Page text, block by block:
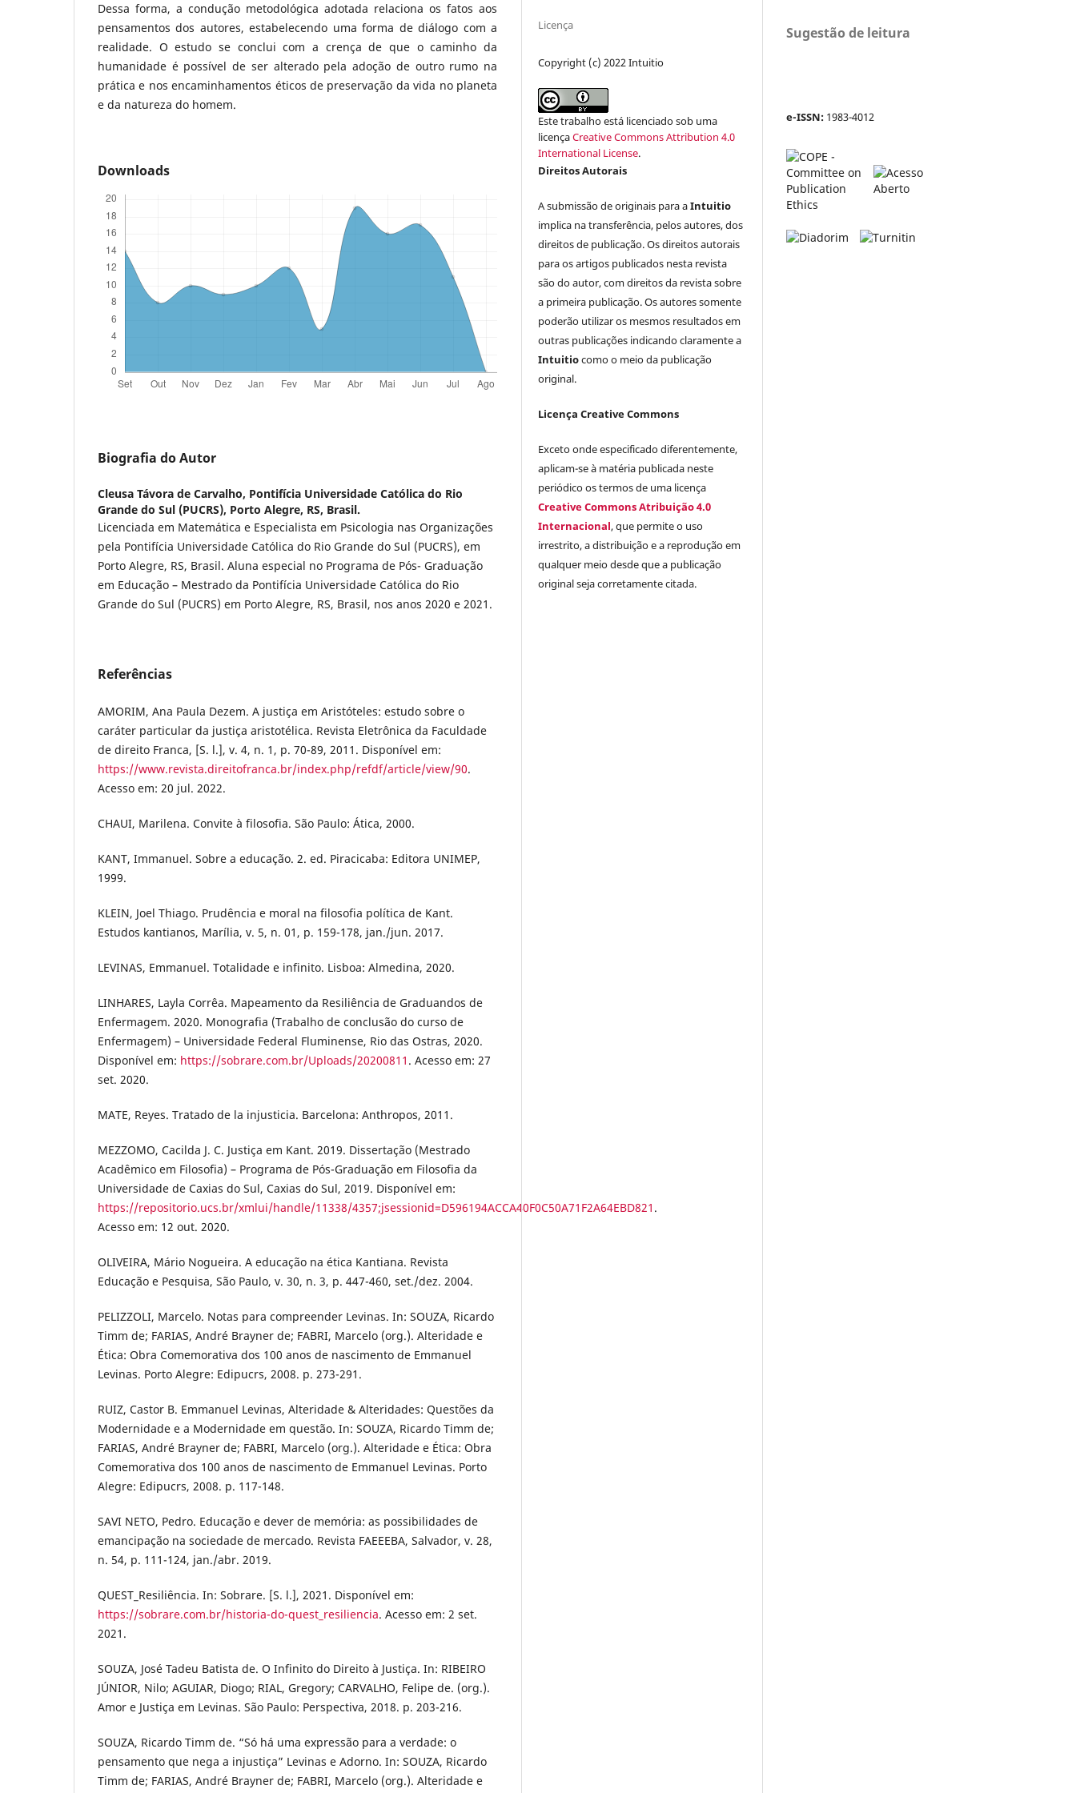
Dessa forma, a condução metodológica adotada relaciona os fatos aos
pensamentos dos autores, estabelecendo uma forma de diálogo com a
realidade. O estudo se conclui com a crença de que o caminho da
humanidade é possível de ser alterado pela adoção de outro rumo na
prática e nos encaminhamentos éticos de preservação da vida no planeta
e da natureza do homem.
Downloads
Biografia do Autor
Cleusa Távora de Carvalho, Pontifícia Universidade Católica do Rio
Grande do Sul (PUCRS), Porto Alegre, RS, Brasil.
Licenciada em Matemática e Especialista em Psicologia nas Organizações
pela Pontifícia Universidade Católica do Rio Grande do Sul (PUCRS), em
Porto Alegre, RS, Brasil. Aluna especial no Programa de Pós- Graduação
em Educação – Mestrado da Pontifícia Universidade Católica do Rio
Grande do Sul (PUCRS) em Porto Alegre, RS, Brasil, nos anos 2020 e 2021.
Referências
AMORIM, Ana Paula Dezem. A justiça em Aristóteles: estudo sobre o
caráter particular da justiça aristotélica. Revista Eletrônica da Faculdade
de direito Franca, [S. l.], v. 4, n. 1, p. 70-89, 2011. Disponível em:
https://www.revista.direitofranca.br/index.php/refdf/article/view/90.
Acesso em: 20 jul. 2022.
CHAUI, Marilena. Convite à filosofia. São Paulo: Ática, 2000.
KANT, Immanuel. Sobre a educação. 2. ed. Piracicaba: Editora UNIMEP,
1999.
KLEIN, Joel Thiago. Prudência e moral na filosofia política de Kant.
Estudos kantianos, Marília, v. 5, n. 01, p. 159-178, jan./jun. 2017.
LEVINAS, Emmanuel. Totalidade e infinito. Lisboa: Almedina, 2020.
LINHARES, Layla Corrêa. Mapeamento da Resiliência de Graduandos de
Enfermagem. 2020. Monografia (Trabalho de conclusão do curso de
Enfermagem) – Universidade Federal Fluminense, Rio das Ostras, 2020.
Disponível em: https://sobrare.com.br/Uploads/20200811 . Acesso em: 27
set. 2020.
MATE, Reyes. Tratado de la injusticia. Barcelona: Anthropos, 2011.
MEZZOMO, Cacilda J. C. Justiça em Kant. 2019. Dissertação (Mestrado
Acadêmico em Filosofia) – Programa de Pós-Graduação em Filosofia da
Universidade de Caxias do Sul, Caxias do Sul, 2019. Disponível em:
https://repositorio.ucs.br/xmlui/handle/11338/4357;jsessionid=D596194ACCA40F0C50A71F2A64EBD821 .
Acesso em: 12 out. 2020.
OLIVEIRA, Mário Nogueira. A educação na ética Kantiana. Revista
Educação e Pesquisa, São Paulo, v. 30, n. 3, p. 447-460, set./dez. 2004.
PELIZZOLI, Marcelo. Notas para compreender Levinas. In: SOUZA, Ricardo
Timm de; FARIAS, André Brayner de; FABRI, Marcelo (org.). Alteridade e
Ética: Obra Comemorativa dos 100 anos de nascimento de Emmanuel
Levinas. Porto Alegre: Edipucrs, 2008. p. 273-291.
RUIZ, Castor B. Emmanuel Levinas, Alteridade & Alteridades: Questões da
Modernidade e a Modernidade em questão. In: SOUZA, Ricardo Timm de;
FARIAS, André Brayner de; FABRI, Marcelo (org.). Alteridade e Ética: Obra
Comemorativa dos 100 anos de nascimento de Emmanuel Levinas. Porto
Alegre: Edipucrs, 2008. p. 117-148.
SAVI NETO, Pedro. Educação e dever de memória: as possibilidades de
emancipação na sociedade de mercado. Revista FAEEEBA, Salvador, v. 28,
n. 54, p. 111-124, jan./abr. 2019.
QUEST_Resiliência. In: Sobrare. [S. l.], 2021. Disponível em:
https://sobrare.com.br/historia-do-quest_resiliencia. Acesso em: 2 set.
2021.
SOUZA, José Tadeu Batista de. O Infinito do Direito à Justiça. In: RIBEIRO
JÚNIOR, Nilo; AGUIAR, Diogo; RIAL, Gregory; CARVALHO, Felipe de. (org.).
Amor e Justiça em Levinas. São Paulo: Perspectiva, 2018. p. 203-216.
SOUZA, Ricardo Timm de. “Só há uma expressão para a verdade: o
pensamento que nega a injustiça” Levinas e Adorno. In: SOUZA, Ricardo
Timm de; FARIAS, André Brayner de; FABRI, Marcelo (org.). Alteridade e
Licença
Copyright (c) 2022 Intuitio
Este trabalho está licenciado sob uma
licençaCreative Commons Attribution 4.0
International License.
Direitos Autorais
A submissão de originais para aIntuitio
implica na transferência, pelos autores, dos
direitos de publicação. Os direitos autorais
para os artigos publicados nesta revista
são do autor, com direitos da revista sobre
a primeira publicação. Os autores somente
poderão utilizar os mesmos resultados em
outras publicações indicando claramente a
Intuitiocomo o meio da publicação
original.
Licença Creative Commons
Exceto onde especificado diferentemente,
aplicam-se à matéria publicada neste
periódico os termos de uma licença
Creative Commons Atribuição 4.0
Internacional, que permite o uso
irrestrito, a distribuição e a reprodução em
qualquer meio desde que a publicação
original seja corretamente citada.
Sugestão de leitura
e-ISSN: 1983-4012